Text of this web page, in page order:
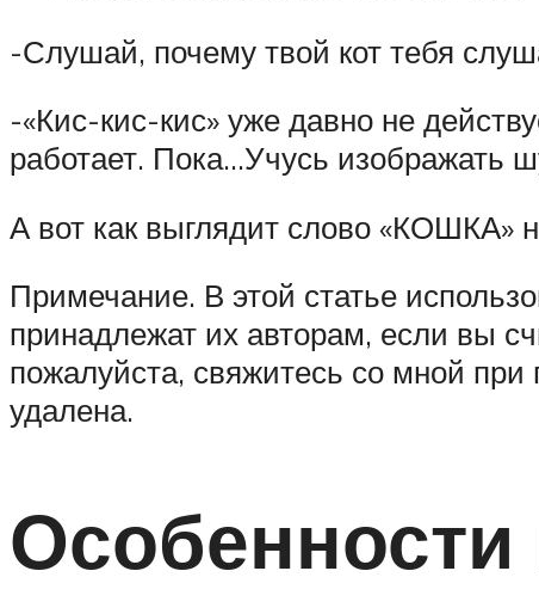
-Слушай, почему твой кот тебя
-«Кис-кис-кис» уже давно не
работает. Пока…Учусь изображать
А вот как выглядит слово «КОШКА»
Примечание. В этой статье
принадлежат их авторам, если вы
пожалуйста, свяжитесь со мной
удалена.